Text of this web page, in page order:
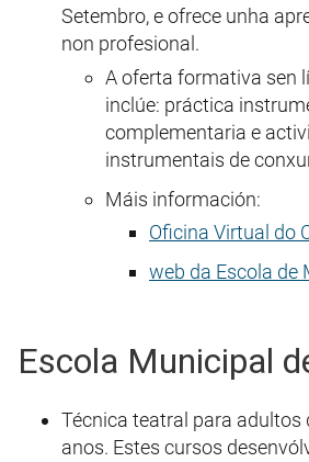
Setembro, e ofrece unha
non profesional.
A oferta formativa sen
inclúe: práctica
complementaria e
instrumentais de
Máis información:
Oficina Virtual do
web da Escola de
Escola Municipal
Técnica teatral para adultos
anos. Estes cursos